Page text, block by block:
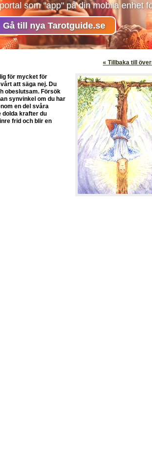
som "app" på din mobila enhet
Gå till nya Tarotguide.se
« Tillbaka till
för mycket för
att säga nej. Du
obeslutsam. Försök
synvinkel om du har
en del svåra
dolda krafter du
frid och blir en